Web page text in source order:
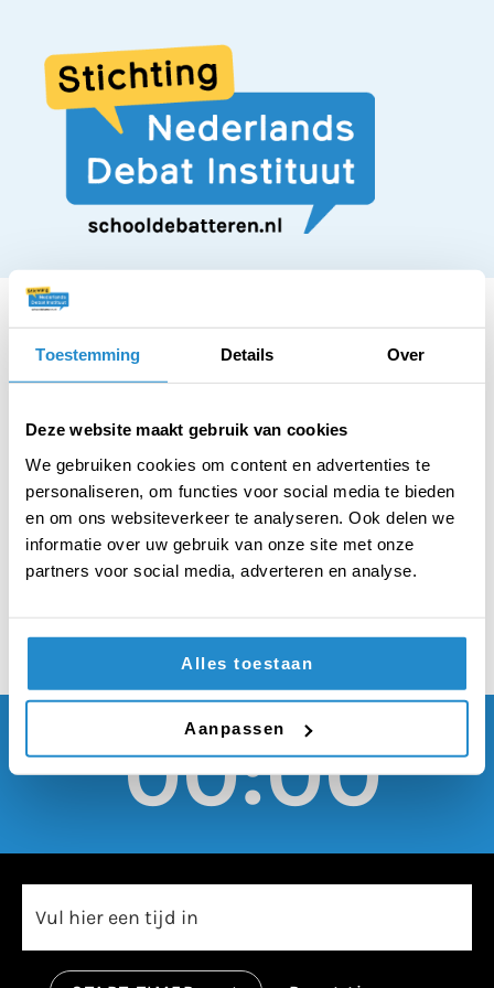
Toestemming Details Over
Deze website maakt gebruik van cookies
We gebruiken cookies om content en advertenties te
personaliseren, om functies voor social media te bieden
en om ons websiteverkeer te analyseren. Ook delen we
informatie over uw gebruik van onze site met onze
partners voor social media, adverteren en analyse.
Alles toestaan
Aanpassen
Alcoholproducten
moeten twee keer zo
duur worden
00:00